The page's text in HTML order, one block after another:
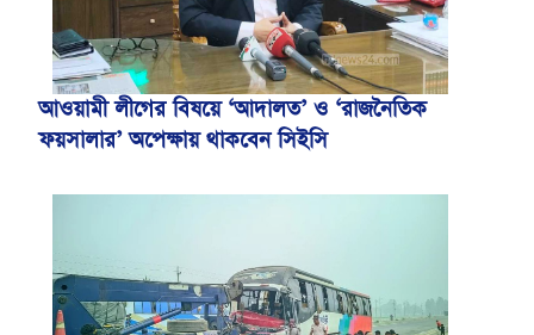
আওয়ামী লীগের বিষয়ে ‘আদালত’ ও ‘রাজনৈতিক
ফয়সালার’ অপেক্ষায় থাকবেন সিইসি